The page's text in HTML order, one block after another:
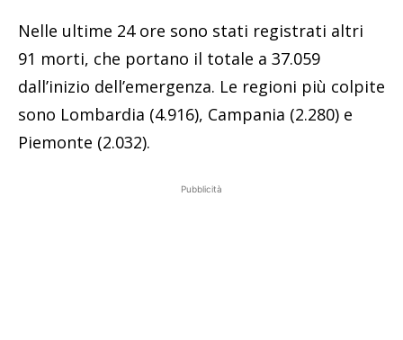
Nelle ultime 24 ore sono stati registrati altri
91 morti, che portano il totale a 37.059
dall’inizio dell’emergenza. Le regioni più colpite
sono Lombardia (4.916), Campania (2.280) e
Piemonte (2.032).
Pubblicità